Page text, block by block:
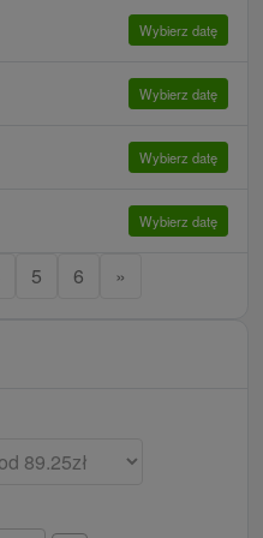
Wybierz datę
Wybierz datę
Wybierz datę
Wybierz datę
5 6 »